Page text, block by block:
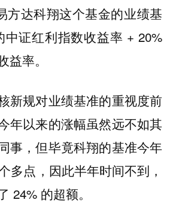
方达科翔这个基金的业绩基
中证红利指数收益率 + 20%
益率。
新规对业绩基准的重视度前
年以来的涨幅虽然远不如其
事，但毕竟科翔的基准今年
多点，因此半年时间不到，
24% 的超额。